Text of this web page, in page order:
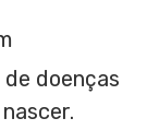
doenças